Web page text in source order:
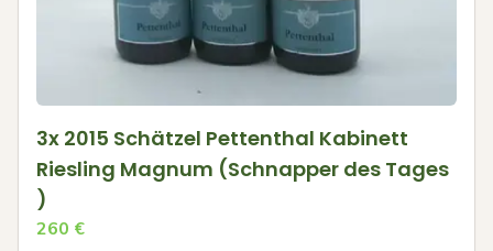
3x 2015 Schätzel Pettenthal Kabinett
Riesling Magnum (Schnapper des Tages
)
260 €